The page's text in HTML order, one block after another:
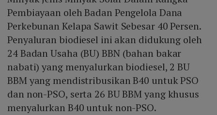
Pembiayaan oleh Badan Pengelola Dana
Perkebunan Kelapa Sawit Sebesar 40 Persen.
Penyaluran biodiesel ini akan didukung oleh
24 Badan Usaha (BU) BBN (bahan bakar
nabati) yang menyalurkan biodiesel, 2 BU
BBM yang mendistribusikan B40 untuk PSO
dan non-PSO, serta 26 BU BBM yang khusus
menyalurkan B40 untuk non-PSO.